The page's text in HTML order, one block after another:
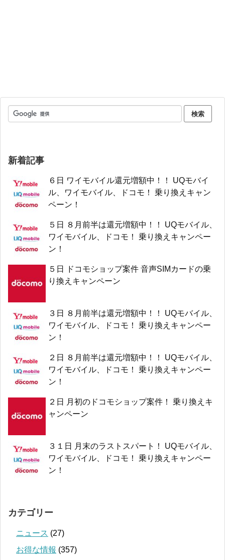
新着記事
６日 ワイモバイル還元増額中！！ UQモバイ
ル、ワイモバイル、ドコモ！ 乗り換えキャン
ペーン！
５日 ８月前半は還元増額中！！ UQモバイル、
ワイモバイル、ドコモ！ 乗り換えキャンペー
ン！
５日 ドコモショップ案件 音声SIMカードの乗
り換えキャンペーン
３日 ８月前半は還元増額中！！ UQモバイル、
ワイモバイル、ドコモ！ 乗り換えキャンペー
ン！
２日 ８月前半は還元増額中！！ UQモバイル、
ワイモバイル、ドコモ！ 乗り換えキャンペー
ン！
２日 月初のドコモショップ案件！ 乗り換えキ
ャンペーン
３１日 月末のラストスパート！ UQモバイル、
ワイモバイル、ドコモ！ 乗り換えキャンペー
ン！
カテゴリー
ニュース (27)
お得な情報 (357)